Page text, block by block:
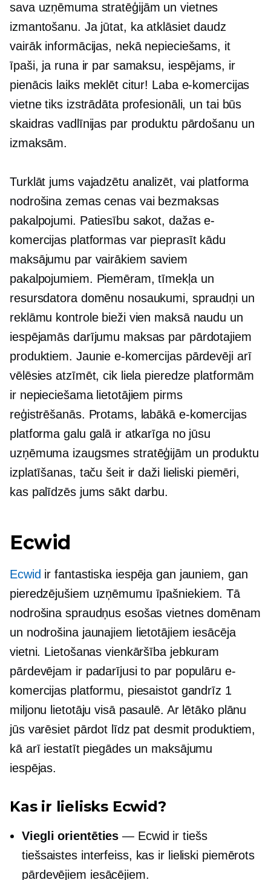
sava uzņēmuma stratēģijām un vietnes
izmantošanu. Ja jūtat, ka atklāsiet daudz
vairāk informācijas, nekā nepieciešams, it
īpaši, ja runa ir par samaksu, iespējams, ir
pienācis laiks meklēt citur! Laba e-komercijas
vietne tiks izstrādāta profesionāli, un tai būs
skaidras vadlīnijas par produktu pārdošanu un
izmaksām.
Turklāt jums vajadzētu analizēt, vai platforma
nodrošina zemas cenasvai bezmaksas
pakalpojumi. Patiesību sakot, dažas e-
komercijas platformas var pieprasīt kādu
maksājumu par vairākiem saviem
pakalpojumiem. Piemēram, tīmekļa un
resursdatora domēnu nosaukumi, spraudņi un
reklāmu kontrole bieži vien maksā naudu un
iespējamās darījumu maksas par pārdotajiem
produktiem. Jaunie e-komercijas pārdevēji arī
vēlēsies atzīmēt, cik liela pieredze platformām
ir nepieciešama lietotājiem pirms
reģistrēšanās. Protams, labākā e-komercijas
platforma galu galā ir atkarīga no jūsu
uzņēmuma izaugsmes stratēģijām un produktu
izplatīšanas, taču šeit ir daži lieliski piemēri,
kas palīdzēs jums sākt darbu.
Ecwid
Ecwid ir fantastiska iespēja gan jauniem, gan
pieredzējušiem uzņēmumu īpašniekiem. Tā
nodrošina spraudņus esošas vietnes domēnam
un nodrošina jaunajiem lietotājiem iesācēja
vietni. Lietošanas vienkāršība jebkuram
pārdevējam ir padarījusi to par populāru e-
komercijas platformu, piesaistot gandrīz 1
miljonu lietotāju visā pasaulē. Ar lētāko plānu
jūs varēsiet pārdot līdz pat desmit produktiem,
kā arī iestatīt piegādes un maksājumu
iespējas.
Kas ir lielisks Ecwid?
Viegli orientēties — Ecwid ir tiešs
tiešsaistes interfeiss, kas ir lieliski piemērots
pārdevējiem iesācējiem.